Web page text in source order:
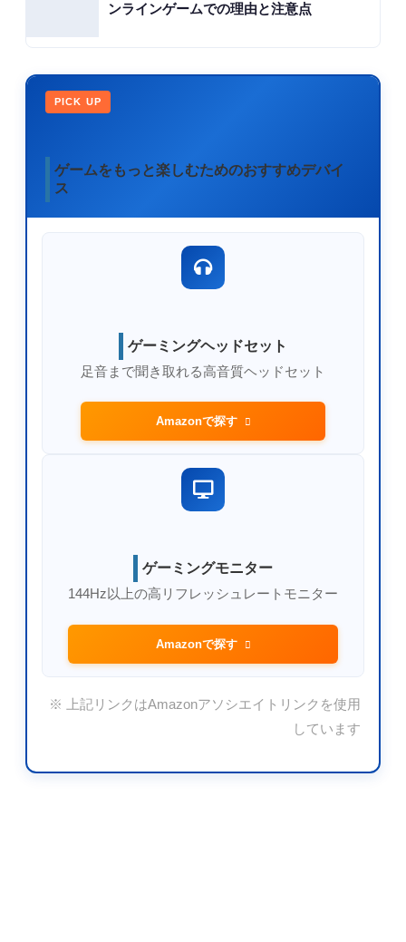
ンラインゲームでの理由と注意点
PICK UP
ゲームをもっと楽しむためのおすすめデバイ
ス
ゲーミングヘッドセット
足音まで聞き取れる高音質ヘッドセット
Amazonで探す
ゲーミングモニター
144Hz以上の高リフレッシュレートモニター
Amazonで探す
※ 上記リンクはAmazonアソシエイトリンクを使用
しています